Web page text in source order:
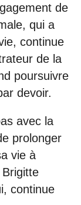
de
qui a
continue
de la
poursuivre
devoir.
avec la
prolonger
vie à
continue